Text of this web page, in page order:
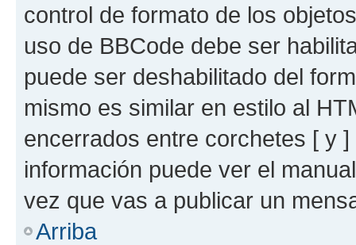
control de formato de los
uso de BBCode debe ser
puede ser deshabilitado del
mismo es similar en estilo al
encerrados entre corchetes [ y
información puede ver el
vez que vas a publicar un
Arriba